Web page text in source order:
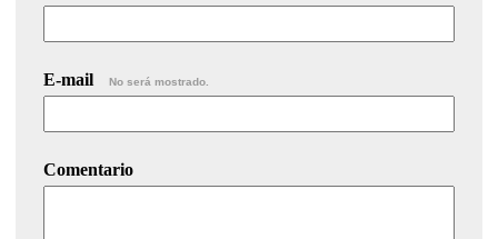
E-mail No será mostrado.
Comentario